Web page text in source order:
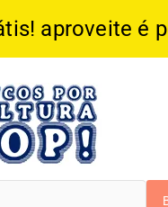
aproveite é
Cultura